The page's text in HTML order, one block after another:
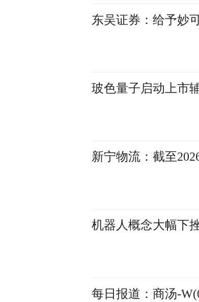
东吴证券：给予妙
玻色量子启动上市
新宁物流：截至
机器人概念大幅下
每日报道：商汤-